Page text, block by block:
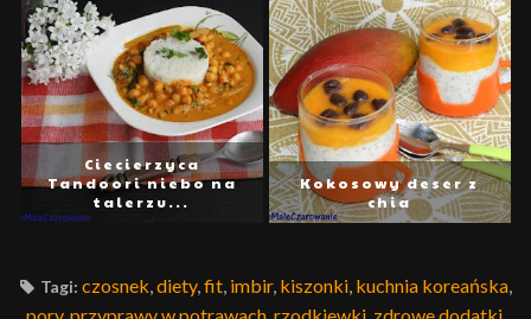
Ciecierzyca
Tandoori niebo na
talerzu...
Kokosowy deser z
chia
Tagi: czosnek,diety,fit, imbir, kiszonki, kuchnia koreańska,